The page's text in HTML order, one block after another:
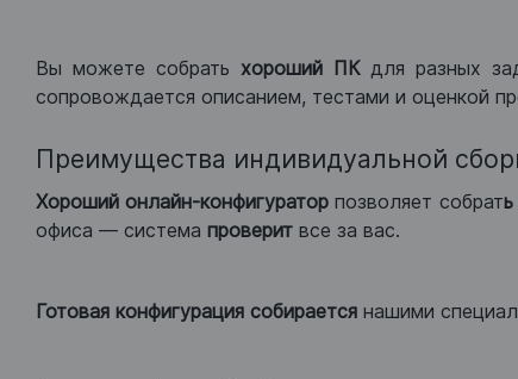
Вы можете собрать хороший ПКдля разных
сопровождается описанием, тестами и оценкой
Преимущества индивидуальной
Хороший онлайн-конфигуратор позволяет собрат
офиса — система проверит все за вас.
Готовая конфигурация собирается нашими